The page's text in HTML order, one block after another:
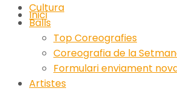
Inici
Cultura
Balls
Top Coreografies
Coreografia de la
Formulari enviament
Artistes